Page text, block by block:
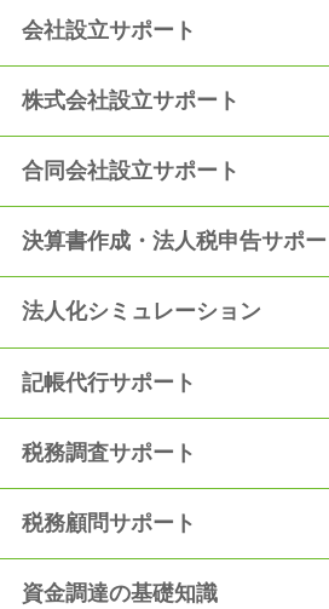
2020.09.05
【融資実績】「事業の運転資金として日
会社設立サポート
株式会社設立サポート
合同会社設立サポート
決算書作成・法人税申告サポー
法人化シミュレーション
記帳代行サポート
税務調査サポート
税務顧問サポート
資金調達の基礎知識